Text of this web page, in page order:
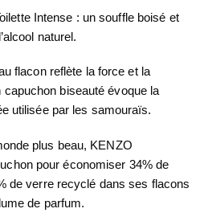
Intense : un souffle boisé et
naturel.
flacon reflète la force et la
biseauté évoque la
utilisée par les samouraïs.
plus beau, KENZO
pour économiser 34% de
de verre recyclé dans ses flacons
de parfum.